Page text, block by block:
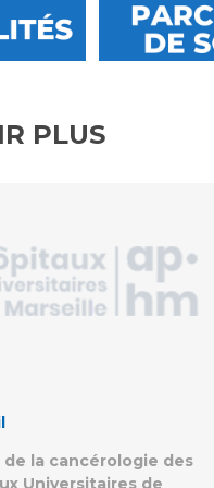
PLUS
de la cancérologie des
Universitaires de